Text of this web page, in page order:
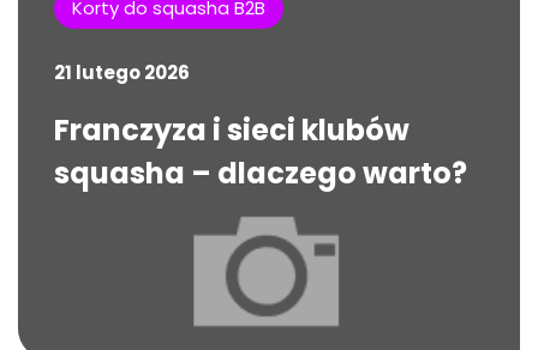
Korty do squasha B2B
21 lutego 2026
Franczyza i sieci klubów
squasha – dlaczego warto?